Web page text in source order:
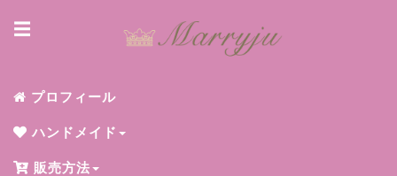
☰
プロフィール
ハンドメイド
販売方法